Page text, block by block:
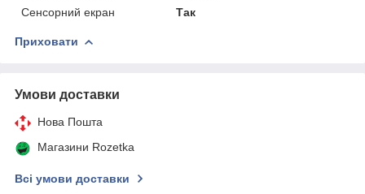
Сенсорний екран
Так
Приховати
Умови доставки
Нова Пошта
Магазини Rozetka
Всі умови доставки